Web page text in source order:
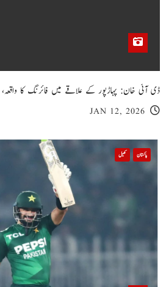
ڈی آئی خان: پہاڑپور کے علاقے میں فائرنگ کا واقعہ،
JAN 12, 2026
پاکستان کھیل